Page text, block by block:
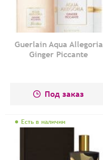
Guerlain Aqua Allegoria
Ginger Piccante
Под заказ
Есть в наличии